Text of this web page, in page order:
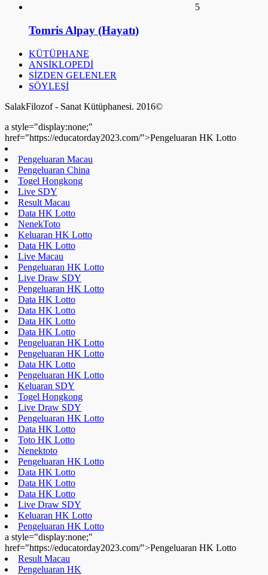
5
Tomris Alpay (Hayatı)
KÜTÜPHANE
ANSİKLOPEDİ
SİZDEN GELENLER
SÖYLEŞİ
SalakFilozof - Sanat Kütüphanesi. 2016©
a style="display:none;"
href="https://educatorday2023.com/">Pengeluaran HK Lotto
Pengeluaran Macau
Pengeluaran China
Togel Hongkong
Live SDY
Result Macau
Data HK Lotto
NenekToto
Keluaran HK Lotto
Data HK Lotto
Live Macau
Pengeluaran HK Lotto
Live Draw SDY
Pengeluaran HK Lotto
Data HK Lotto
Data HK Lotto
Data HK Lotto
Data HK Lotto
Pengeluaran HK Lotto
Pengeluaran HK Lotto
Data HK Lotto
Pengeluaran HK Lotto
Keluaran SDY
Togel Hongkong
Live Draw SDY
Pengeluaran HK Lotto
Data HK Lotto
Toto HK Lotto
Nenektoto
Pengeluaran HK Lotto
Data HK Lotto
Data HK Lotto
Data HK Lotto
Live Draw SDY
Keluaran HK Lotto
Pengeluaran HK Lotto
a style="display:none;"
href="https://educatorday2023.com/">Pengeluaran HK Lotto
Result Macau
Pengeluaran HK